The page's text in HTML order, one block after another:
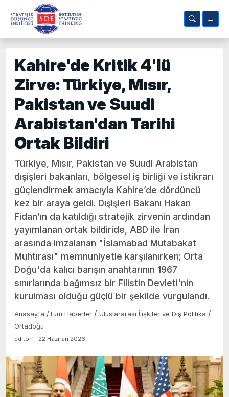
Kahire'de Kritik 4'lü
Zirve: Türkiye, Mısır,
Pakistan ve Suudi
Arabistan'dan Tarihi
Ortak Bildiri
Türkiye, Mısır, Pakistan ve Suudi Arabistan
dışişleri bakanları, bölgesel iş birliği ve istikrarı
güçlendirmek amacıyla Kahire’de dördüncü
kez bir araya geldi. Dışişleri Bakanı Hakan
Fidan’ın da katıldığı stratejik zirvenin ardından
yayımlanan ortak bildiride, ABD ile İran
arasında imzalanan "İslamabad Mutabakat
Muhtırası" memnuniyetle karşılanırken; Orta
Doğu'da kalıcı barışın anahtarının 1967
sınırlarında bağımsız bir Filistin Devleti'nin
kurulması olduğu güçlü bir şekilde vurgulandı.
Anasayfa /Tüm Haberler / Uluslararası İlişkiler ve Dış Politika /
Ortadoğu
editör1 | 22 Haziran 2026